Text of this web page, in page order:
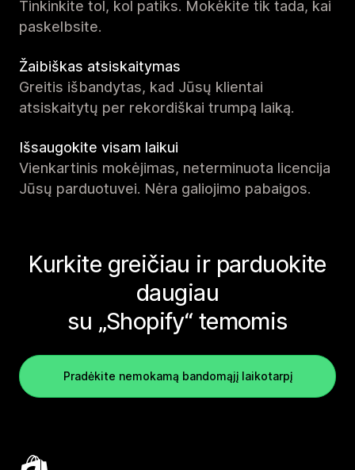
Tinkinkite tol, kol patiks. Mokėkite tik tada, kai
paskelbsite.
Žaibiškas atsiskaitymas
Greitis išbandytas, kad Jūsų klientai
atsiskaitytų per rekordiškai trumpą laiką.
Išsaugokite visam laikui
Vienkartinis mokėjimas, neterminuota licencija
Jūsų parduotuvei. Nėra galiojimo pabaigos.
Kurkite greičiau ir parduokite
daugiau
su „Shopify“ temomis
Pradėkite nemokamą bandomąjį laikotarpį